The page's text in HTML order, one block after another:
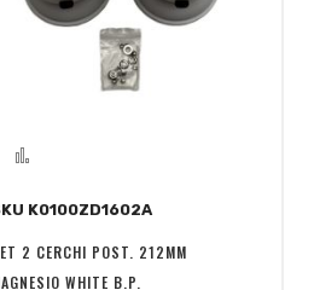
Aggiungi
lista
desideri
confronto
K0100ZD1602A
2 CERCHI POST. 212MM
WHITE B.P.